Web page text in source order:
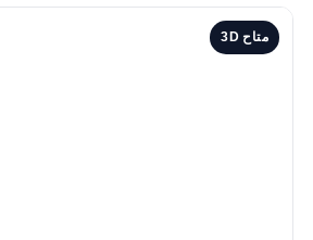
3D متاح